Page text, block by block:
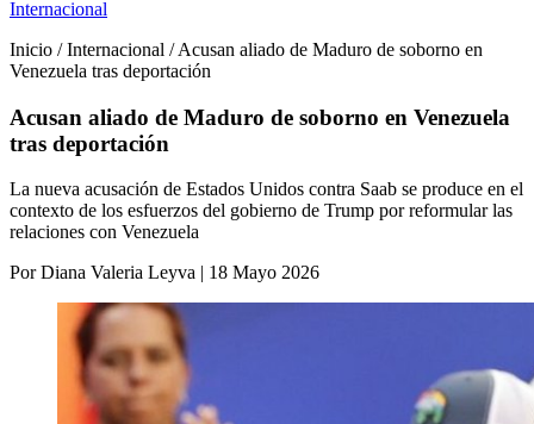
Internacional
Inicio / Internacional / Acusan aliado de Maduro de soborno en
Venezuela tras deportación
Acusan aliado de Maduro de soborno en Venezuela
tras deportación
La nueva acusación de Estados Unidos contra Saab se produce en el
contexto de los esfuerzos del gobierno de Trump por reformular las
relaciones con Venezuela
Por Diana Valeria Leyva | 18 Mayo 2026